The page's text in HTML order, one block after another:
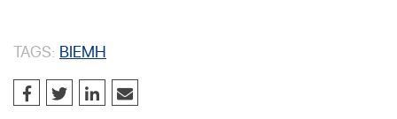
TAGS: BIEMH